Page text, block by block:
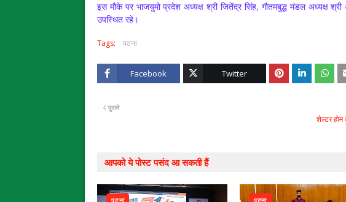
इस मौके पर भाजयुमो प्रदेश अध्यक्ष श्री जितेंद्र सिंह, गौतमबुद्ध मंडल अध्यक्ष
उपस्थित रहे।
Tags: पटना
Facebook Twitter
शेल्टर होम
पुराने
आपको ये पोस्ट पसंद आ सकती हैं
पटना पटना